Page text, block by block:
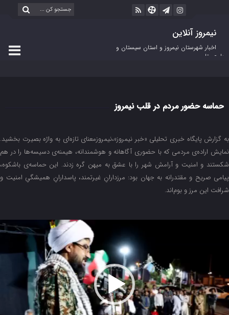
نیمروز آنلاین
اخبار شهرستان نیمروز و استان سیستان و
بلوچستان
حماسه حضور مردم در قلب نیمروز
به گزارش پایگاه خبری تحلیلی «خبر نیمروز»،نیمروزمعنای تازه‌ای به واژه بصیرت بخشید.
نمایش اراده‌ی مردمی که با حضوری آگاهانه و هوشمندانه، هیمنه‌ی دسیسه‌ها را در هم
شکستند و امنیت و آرامش شهر را با عشق به میهن گره زدند. این حماسه‌ی باشکوه،
پیامی صریح و مقتدرانه به جهان بود: مرزدارانِ غیرتمند، پاسدارانِ همیشگیِ امنیت و
شرافت این مرز و بوم‌اند.